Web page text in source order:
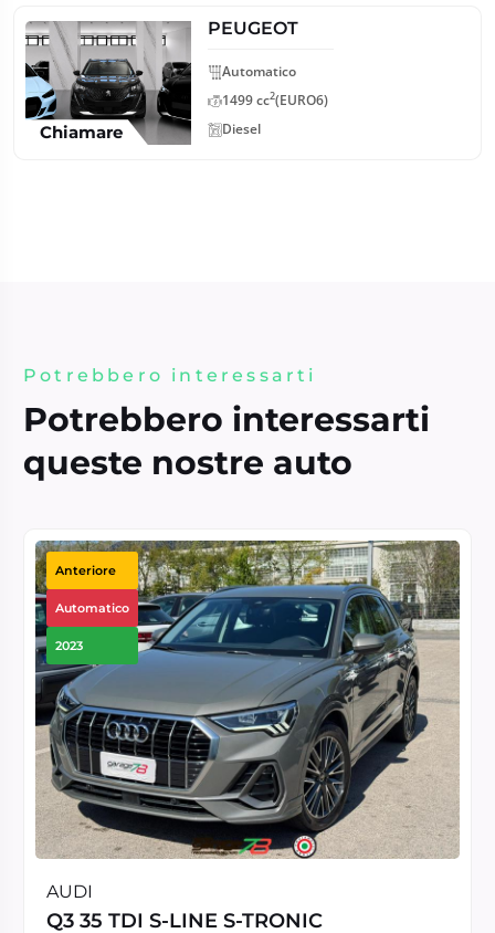
Chiamare
PEUGEOT
Automatico
1499 cc2(EURO6)
Diesel
Potrebbero interessarti
Potrebbero interessarti
queste nostre auto
Anteriore
Automatico
2023
AUDI
Q3 35 TDI S-LINE S-TRONIC